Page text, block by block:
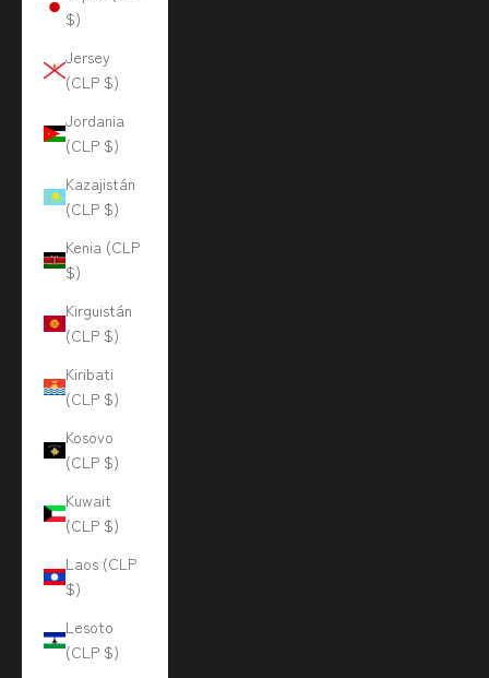
$)
Jersey
(CLP $)
Jordania
(CLP $)
Kazajistán
(CLP $)
Kenia (CLP
$)
Kirguistán
(CLP $)
Kiribati
(CLP $)
Kosovo
(CLP $)
Kuwait
(CLP $)
Laos (CLP
$)
Lesoto
(CLP $)